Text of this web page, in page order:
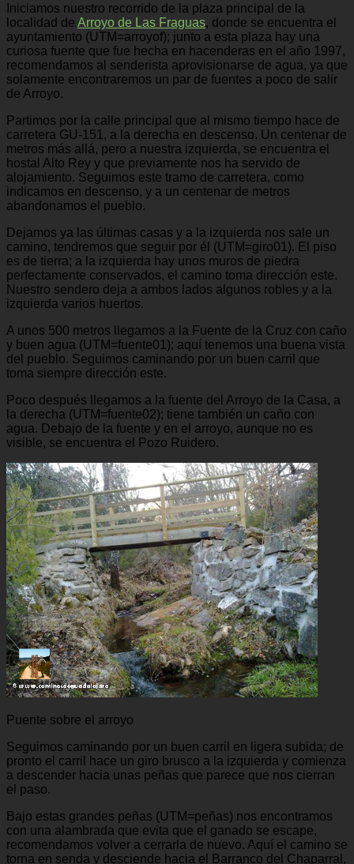
Iniciamos nuestro recorrido de la plaza principal de la
localidad de Arroyo de Las Fraguas, donde se encuentra el
ayuntamiento (UTM=arroyof); junto a esta plaza hay una
curiosa fuente que fue hecha en hacenderas en el año 1997,
recomendamos al senderista aprovisionarse de agua, ya que
solamente encontraremos un par de fuentes a poco de salir
de Arroyo.
Partimos por la calle principal que al mismo tiempo hace de
carretera GU-151, a la derecha en descenso. Un centenar de
metros más allá, pero a nuestra izquierda, se encuentra el
hostal Alto Rey y que previamente nos ha servido de
alojamiento. Seguimos este tramo de carretera, como
indicamos en descenso, y a un centenar de metros
abandonamos el pueblo.
Dejamos ya las últimas casas y a la izquierda nos sale un
camino, tendremos que seguir por él (UTM=giro01). El piso
es de tierra; a la izquierda hay unos muros de piedra
perfectamente conservados, el camino toma dirección este.
Nuestro sendero deja a ambos lados algunos robles y a la
izquierda varios huertos.
A unos 500 metros llegamos a la Fuente de la Cruz con caño
y buen agua (UTM=fuente01); aquí tenemos una buena vista
del pueblo. Seguimos caminando por un buen carril que
toma siempre dirección este.
Poco después llegamos a la fuente del Arroyo de la Casa, a
la derecha (UTM=fuente02); tiene también un caño con
agua. Debajo de la fuente y en el arroyo, aunque no es
visible, se encuentra el Pozo Ruidero.
Puente sobre el arroyo
Seguimos caminando por un buen carril en ligera subida; de
pronto el carril hace un giro brusco a la izquierda y comienza
a descender hacia unas peñas que parece que nos cierran
el paso.
Bajo estas grandes peñas (UTM=peñas) nos encontramos
con una alambrada que evita que el ganado se escape,
recomendamos volver a cerrarla de nuevo. Aquí el camino se
torna en senda y desciende hacia el Barranco del Chaparral,